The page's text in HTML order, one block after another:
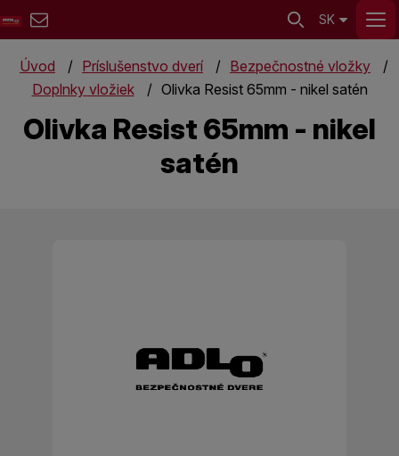
SK
Úvod Príslušenstvo dverí
Bezpečnostné vložky
Doplnky vložiek
Olivka Resist 65mm - nikel satén
Olivka Resist 65mm - nikel
satén